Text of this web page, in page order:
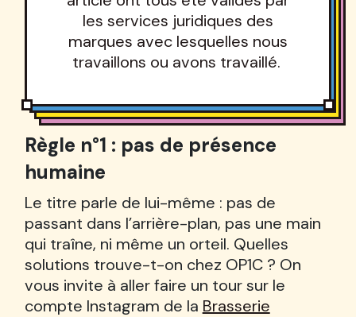
les services juridiques des
marques avec lesquelles nous
travaillons ou avons travaillé.
Règle n°1 : pas de présence
humaine
Le titre parle de lui-même : pas de
passant dans l’arrière-plan, pas une main
qui traîne, ni même un orteil. Quelles
solutions trouve-t-on chez OP1C ? On
vous invite à aller faire un tour sur le
compte Instagram de la Brasserie